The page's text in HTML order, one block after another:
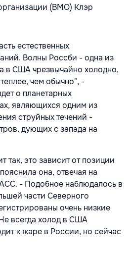
(ВМО) Клэр
естественных
Волны Россби - одна из
в США чрезвычайно холодно,
чем обычно", -
о планетарных
являющихся одним из
струйных течений -
дующих с запада на
так, это зависит от позиции
она, отвечая на
- Подобное наблюдалось в
части Северного
очень низкие
всегда холод в США
к жаре в России, но сейчас